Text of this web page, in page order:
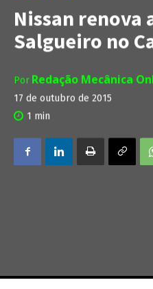
Nissan renova
Salgueiro no
Por Redação Mecânica
17 de outubro de 2015
1 min